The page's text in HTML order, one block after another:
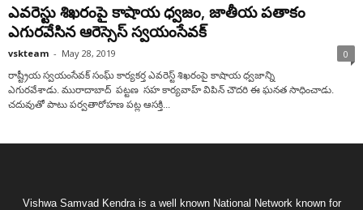
ఎవరెస్టు శిఖరంపై కాషాయ ధ్వజం, జాతీయ పతాకం
ఎగురవేసిన ఆరెస్సెస్ స్వయంసేవక్
vskteam - May 28, 2019 0
రాష్ట్రీయ స్వయంసేవక్ సంఘ్ కార్యకర్త ఎవరెస్ట్ శిఖరంపై కాషాయ ధ్వజాన్ని
ఎగురవేశాడు. మురాదాబాద్ పట్టణ సహ కార్యవాహ్ విపిన్ చౌదరి ఈ ఘనత సాధించాడు.
చదువుతో పాటు పర్వతారోహణ పట్ల ఆసక్తి...
Vishwa Samvad Kendra is a well known National Network known for